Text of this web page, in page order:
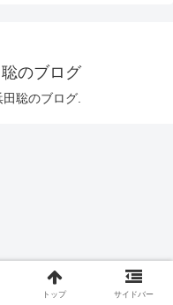
のブログ
聡のブログ.
トップ サイドバー